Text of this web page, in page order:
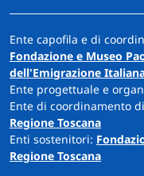
Ente capofila e di
Fondazione e Museo
dell'Emigrazione
Ente progettuale e
Ente di coordinamento
Regione Toscana
Enti sostenitori:
Regione Toscana